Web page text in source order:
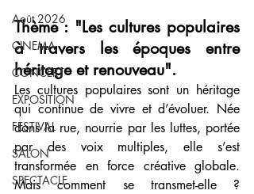
Août 2026
CINEMA
CONCERT
EXPOSITION
FESTIVAL
SALON
SPECTACLE
Thème : "Les cultures populaires
à travers les époques entre
héritage et renouveau".
Les cultures populaires sont un héritage
qui continue de vivre et d’évoluer. Née
dans la rue, nourrie par les luttes, portée
par des voix multiples, elle s’est
transformée en force créative globale.
Mais comment se transmet-elle ?